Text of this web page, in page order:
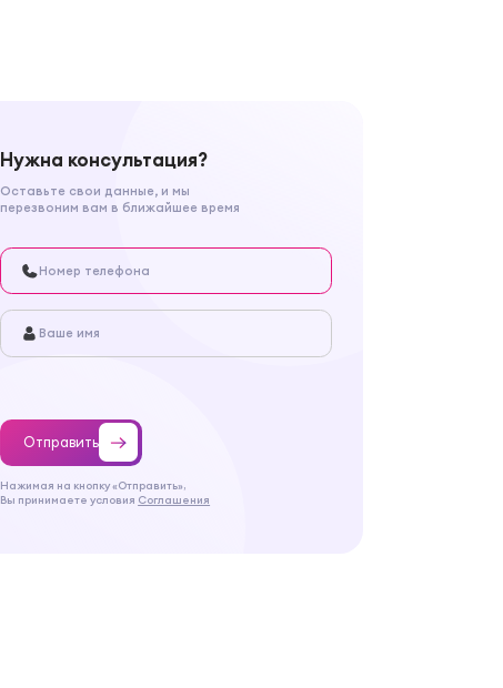
Нужна консультация?
Оставьте свои данные, и мы
перезвоним вам в ближайшее время
Отправить
Нажимая на кнопку «Отправить»,
Вы принимаете условия Соглашения